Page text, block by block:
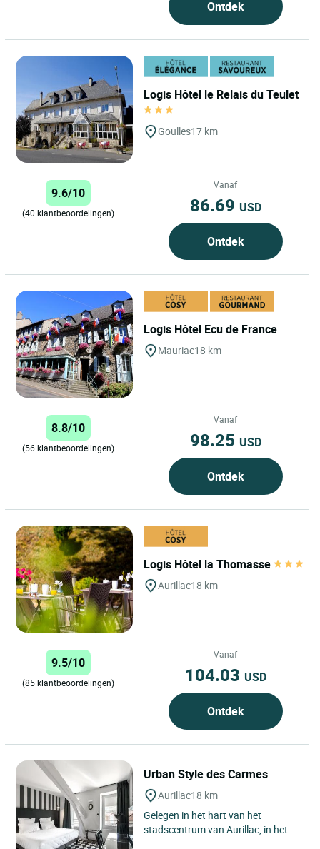
Ontdek
Logis Hôtel le Relais du Teulet
Goulles17 km
9.6/10
(40 klantbeoordelingen)
Vanaf
86.69 USD
Ontdek
Logis Hôtel Ecu de France
Mauriac18 km
8.8/10
(56 klantbeoordelingen)
Vanaf
98.25 USD
Ontdek
Logis Hôtel la Thomasse
Aurillac18 km
9.5/10
(85 klantbeoordelingen)
Vanaf
104.03 USD
Ontdek
Urban Style des Carmes
Aurillac18 km
Gelegen in het hart van het
stadscentrum van Aurillac, in het